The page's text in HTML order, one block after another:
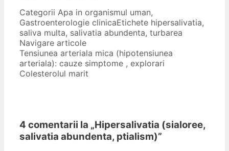
Categorii Apa in organismul uman,
Gastroenterologie clinicaEtichete hipersalivatia,
saliva multa, salivatia abundenta, turbarea
Navigare articole
Tensiunea arteriala mica (hipotensiunea
arteriala): cauze simptome , explorari
Colesterolul marit
4 comentarii la „Hipersalivatia (sialoree,
salivatia abundenta, ptialism)”